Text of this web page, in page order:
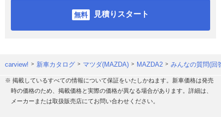
見積りスタート
carview! 新車カタログ マツダ(MAZDA) MAZDA2 みんなの質問(回
※ 掲載しているすべての情報について保証をいたしかねます。新車価格は発売
時の価格のため、掲載価格と実際の価格が異なる場合があります。詳細は、
メーカーまたは取扱販売店にてお問い合わせください。